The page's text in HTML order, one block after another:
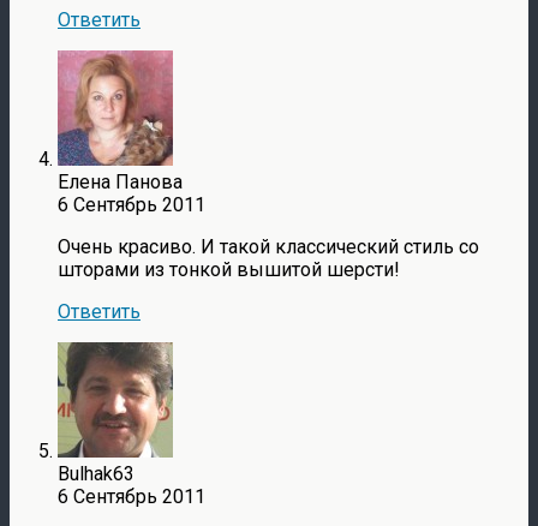
Ответить
Елена Панова
6 Сентябрь 2011
Очень красиво. И такой классический стиль со
шторами из тонкой вышитой шерсти!
Ответить
Bulhak63
6 Сентябрь 2011